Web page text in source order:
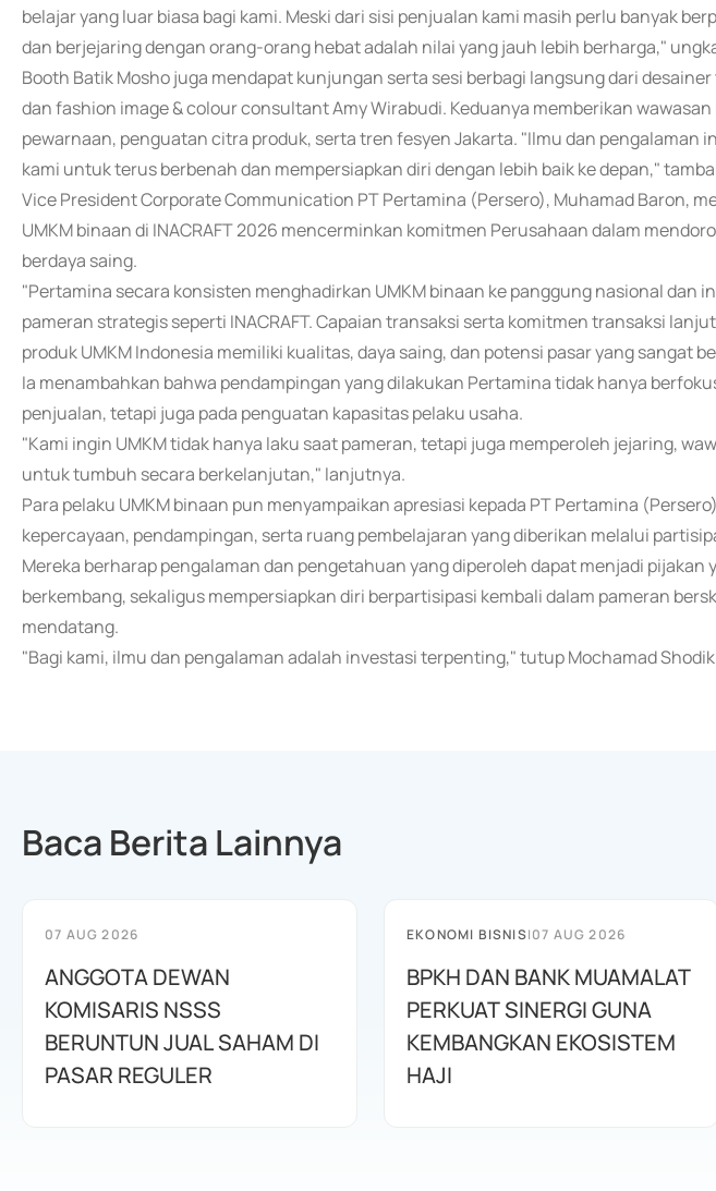
belajar yang luar biasa bagi kami. Meski dari sisi penjualan kami masih perlu banyak
dan berjejaring dengan orang-orang hebat adalah nilai yang jauh lebih berharga,"
Booth Batik Mosho juga mendapat kunjungan serta sesi berbagi langsung dari
dan fashion image & colour consultant Amy Wirabudi. Keduanya memberikan
pewarnaan, penguatan citra produk, serta tren fesyen Jakarta. "Ilmu dan pengalaman
kami untuk terus berbenah dan mempersiapkan diri dengan lebih baik ke depan,"
Vice President Corporate Communication PT Pertamina (Persero), Muhamad Baron,
UMKM binaan di INACRAFT 2026 mencerminkan komitmen Perusahaan dalam
berdaya saing.
"Pertamina secara konsisten menghadirkan UMKM binaan ke panggung nasional dan
pameran strategis seperti INACRAFT. Capaian transaksi serta komitmen transaksi
produk UMKM Indonesia memiliki kualitas, daya saing, dan potensi pasar yang sangat
Ia menambahkan bahwa pendampingan yang dilakukan Pertamina tidak hanya
penjualan, tetapi juga pada penguatan kapasitas pelaku usaha.
"Kami ingin UMKM tidak hanya laku saat pameran, tetapi juga memperoleh jejaring,
untuk tumbuh secara berkelanjutan," lanjutnya.
Para pelaku UMKM binaan pun menyampaikan apresiasi kepada PT Pertamina
kepercayaan, pendampingan, serta ruang pembelajaran yang diberikan melalui
Mereka berharap pengalaman dan pengetahuan yang diperoleh dapat menjadi pijakan
berkembang, sekaligus mempersiapkan diri berpartisipasi kembali dalam pameran
mendatang.
"Bagi kami, ilmu dan pengalaman adalah investasi terpenting," tutup Mochamad
Baca Berita Lainnya
07 AUG 2026
ANGGOTA DEWAN
KOMISARIS NSSS
BERUNTUN JUAL SAHAM DI
PASAR REGULER
EKONOMI BISNIS|07 AUG 2026
BPKH DAN BANK MUAMALAT
PERKUAT SINERGI GUNA
KEMBANGKAN EKOSISTEM
HAJI